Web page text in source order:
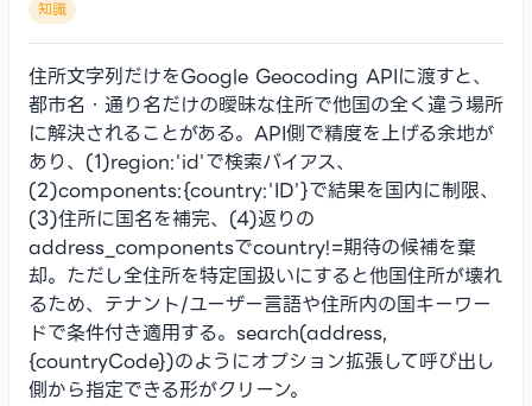
知識
住所文字列だけをGoogle Geocoding APIに渡すと、
都市名・通り名だけの曖昧な住所で他国の全く違う場所
に解決されることがある。API側で精度を上げる余地が
あり、(1)region:'id'で検索バイアス、
(2)components:{country:'ID'}で結果を国内に制限、
(3)住所に国名を補完、(4)返りの
address_componentsでcountry!=期待の候補を棄
却。ただし全住所を特定国扱いにすると他国住所が壊れ
るため、テナント/ユーザー言語や住所内の国キーワー
ドで条件付き適用する。search(address,
{countryCode})のようにオプション拡張して呼び出し
側から指定できる形がクリーン。